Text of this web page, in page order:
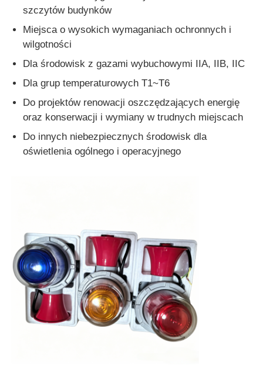
szczytów budynków
Miejsca o wysokich wymaganiach ochronnych i
wilgotności
Dla środowisk z gazami wybuchowymi IIA, IIB, IIC
Dla grup temperaturowych T1~T6
Do projektów renowacji oszczędzających energię
oraz konserwacji i wymiany w trudnych miejscach
Do innych niebezpiecznych środowisk dla
oświetlenia ogólnego i operacyjnego